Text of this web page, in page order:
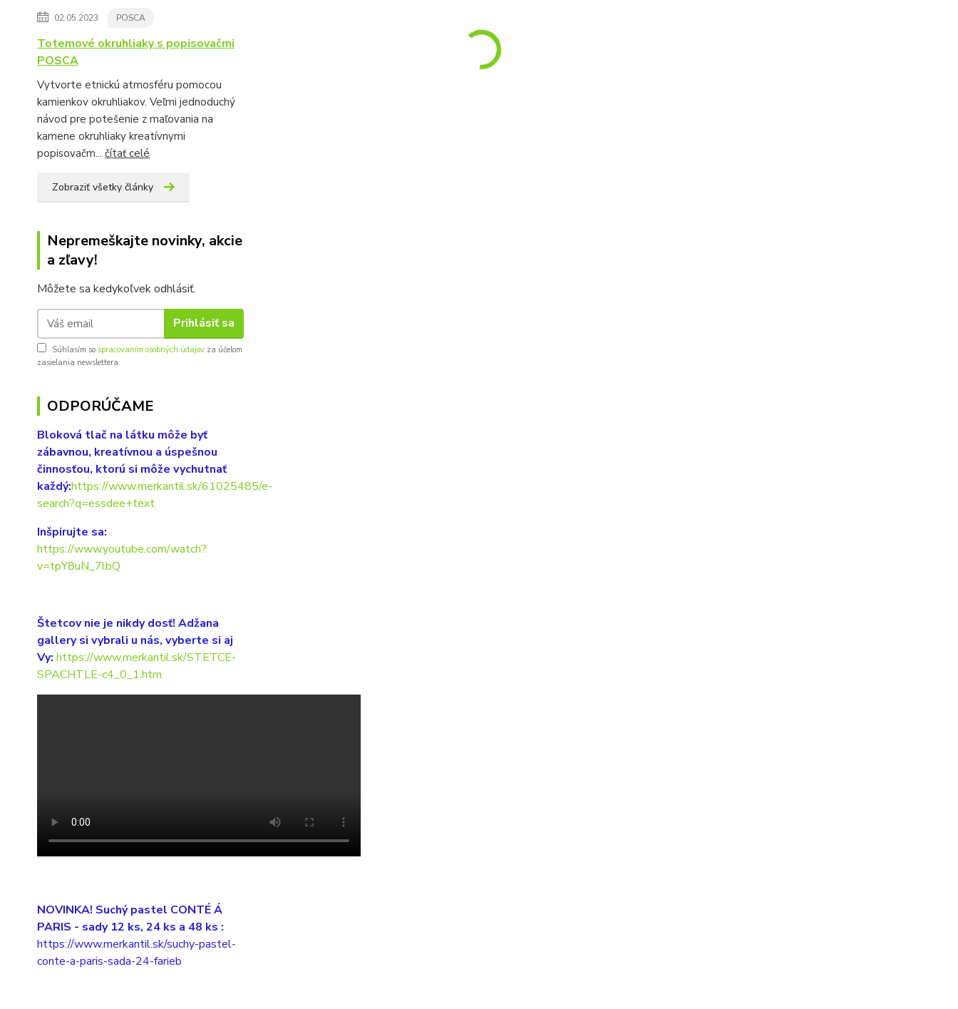
02.05.2023 POSCA
Totemové okruhliaky s popisovačmi
POSCA
Vytvorte etnickú atmosféru pomocou
kamienkov okruhliakov. Veľmi jednoduchý
návod pre potešenie z maľovania na
kamene okruhliaky kreatívnymi
popisovačm... čítať celé
Zobraziť všetky články
Nepremeškajte novinky, akcie
a zľavy!
Môžete sa kedykoľvek odhlásiť.
Prihlásiť sa
Súhlasím so spracovaním osobných údajov za účelom
zasielania newslettera.
ODPORÚČAME
Bloková tlač na látku môže byť
zábavnou, kreatívnou a úspešnou
činnosťou, ktorú si môže vychutnať
každý:https://www.merkantil.sk/61025485/e-
search?q=essdee+text
Inšpirujte sa:
https://www.youtube.com/watch?
v=tpY8uN_7lbQ
Štetcov nie je nikdy dosť! Adžana
gallery si vybrali u nás, vyberte si aj
Vy: https://www.merkantil.sk/STETCE-
SPACHTLE-c4_0_1.htm
NOVINKA! Suchý pastel CONTÉ Á
PARIS - sady 12 ks, 24 ks a 48 ks :
https://www.merkantil.sk/suchy-pastel-
conte-a-paris-sada-24-farieb